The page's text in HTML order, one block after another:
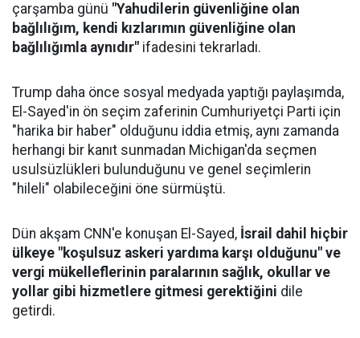
çarşamba günü "Yahudilerin güvenliğine olan
bağlılığım, kendi kızlarımın güvenliğine olan
bağlılığımla aynıdır" ifadesini tekrarladı.
Trump daha önce sosyal medyada yaptığı paylaşımda,
El-Sayed'in ön seçim zaferinin Cumhuriyetçi Parti için
"harika bir haber" olduğunu iddia etmiş, aynı zamanda
herhangi bir kanıt sunmadan Michigan'da seçmen
usulsüzlükleri bulunduğunu ve genel seçimlerin
"hileli" olabileceğini öne sürmüştü.
Dün akşam CNN'e konuşan El-Sayed, İsrail dahil hiçbir
ülkeye "koşulsuz askeri yardıma karşı olduğunu" ve
vergi mükelleflerinin paralarının sağlık, okullar ve
yollar gibi hizmetlere gitmesi gerektiğini dile
getirdi.